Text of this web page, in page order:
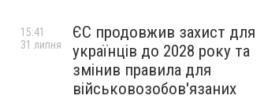
ЄС продовжив захист для
українців до 2028 року та
змінив правила для
військовозобов'язаних
15:41
31 липня